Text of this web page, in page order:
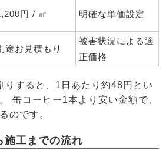
円 / ㎡ 明確な単価設定
途お見積もり
被害状況による適
正価格
すると、 1日あたり約48円 とい
缶コーヒー1本より安い金額で、
のです。
施工までの流れ